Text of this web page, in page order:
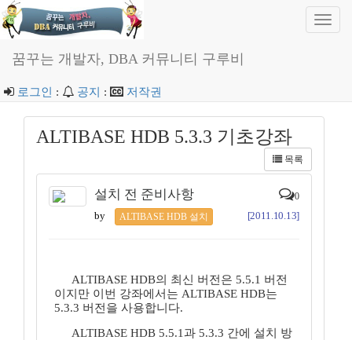
꿈꾸는 개발자, DBA 커뮤니티 구루비
로그인 : 공지 : 저작권
ALTIBASE HDB 5.3.3 기초강좌
목록
설치 전 준비사항 0
by ALTIBASE HDB 설치 [2011.10.13]
ALTIBASE HDB의 최신 버전은 5.5.1 버전
이지만 이번 강좌에서는 ALTIBASE HDB는
5.3.3 버전을 사용합니다.
ALTIBASE HDB 5.5.1과 5.3.3 간에 설치 방